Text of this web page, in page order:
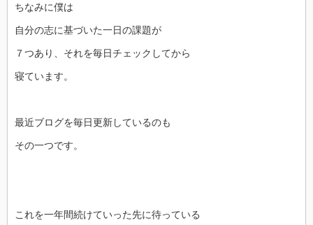
ちなみに僕は
自分の志に基づいた一日の課題が
７つあり、それを毎日チェックしてから
寝ています。
最近ブログを毎日更新しているのも
その一つです。
これを一年間続けていった先に待っている